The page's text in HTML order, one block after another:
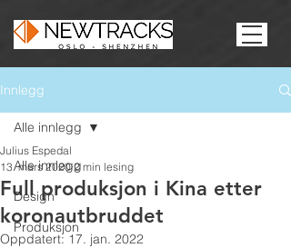
Innlegg
Alle innlegg
Design
Produksjon
Alle innlegg
Full produksjon i Kina etter
koronautbruddet
Julius Espedal
13. mars 2020 2 min lesing
Oppdatert: 17. jan. 2022